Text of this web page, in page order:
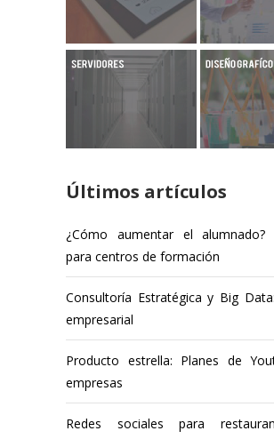
Últimos artículos
¿Cómo aumentar el alumnado?
para centros de formación
Consultoría Estratégica y Big
empresarial
Producto estrella: Planes de
empresas
Redes sociales para